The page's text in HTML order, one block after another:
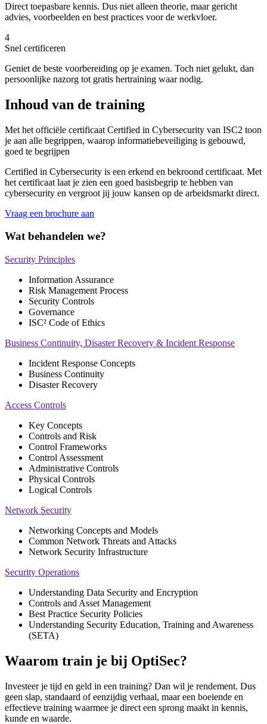
Direct toepasbare kennis. Dus niet alleen theorie, maar gericht
advies, voorbeelden en best practices voor de werkvloer.
4
Snel certificeren
Geniet de beste voorbereiding op je examen. Toch niet gelukt, dan
persoonlijke nazorg tot gratis hertraining waar nodig.
Inhoud van de training
Met het officiële certificaat Certified in Cybersecurity van ISC2 toon
je aan alle begrippen, waarop informatiebeveiliging is gebouwd,
goed te begrijpen
Certified in Cybersecurity is een erkend en bekroond certificaat. Met
het certificaat laat je zien een goed basisbegrip te hebben van
cybersecurity en vergroot jij jouw kansen op de arbeidsmarkt direct.
Vraag een brochure aan
Wat behandelen we?
Security Principles
Information Assurance
Risk Management Process
Security Controls
Governance
ISC² Code of Ethics
Business Continuity, Disaster Recovery & Incident Response
Incident Response Concepts
Business Continuity
Disaster Recovery
Access Controls
Key Concepts
Controls and Risk
Control Frameworks
Control Assessment
Administrative Controls
Physical Controls
Logical Controls
Network Security
Networking Concepts and Models
Common Network Threats and Attacks
Network Security Infrastructure
Security Operations
Understanding Data Security and Encryption
Controls and Asset Management
Best Practice Security Policies
Understanding Security Education, Training and Awareness
(SETA)
Waarom train je bij OptiSec?
Investeer je tijd en geld in een training? Dan wil je rendement. Dus
geen slap, standaard of eenzijdig verhaal, maar een boeiende en
effectieve training waarmee je direct een sprong maakt in kennis,
kunde en waarde.